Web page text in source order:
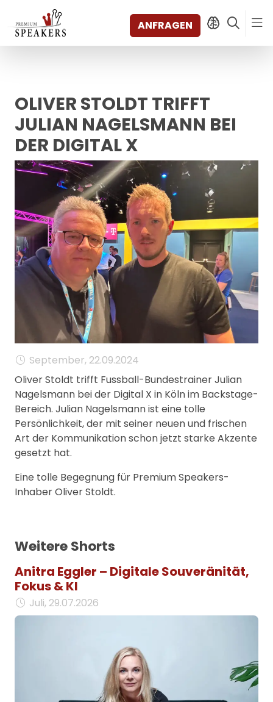
ANFRAGEN
SPEAKERS
THEMEN
ENTDECKEN
SHORTS
VIDEOS
BÜCHER
KATEGORIEN
MAGAZIN
BACKSTAGE
AGENTUR
KONTAKT & STANDORTE
MANAGEMENT
OLIVER STOLDT TRIFFT
JULIAN NAGELSMANN BEI
DER DIGITAL X
September, 22.09.2024
Oliver Stoldt trifft Fussball-Bundestrainer Julian
Nagelsmann bei der Digital X in Köln im Backstage-
Bereich. Julian Nagelsmann ist eine tolle
Persönlichkeit, der mit seiner neuen und frischen
Art der Kommunikation schon jetzt starke Akzente
gesetzt hat.
Eine tolle Begegnung für Premium Speakers-
Inhaber Oliver Stoldt.
Weitere Shorts
Anitra Eggler – Digitale Souveränität,
Fokus & KI
Juli, 29.07.2026